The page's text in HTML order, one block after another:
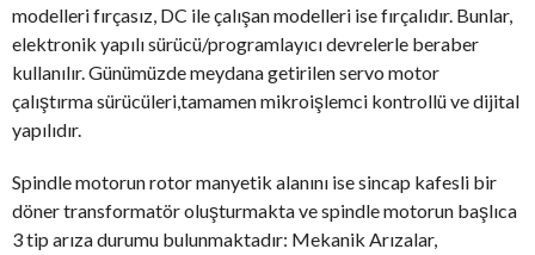
modelleri fırçasız, DC ile çalışan modelleri ise fırçalıdır. Bunlar,
elektronik yapılı sürücü/programlayıcı devrelerle beraber
kullanılır. Günümüzde meydana getirilen servo motor
çalıştırma sürücüleri,tamamen mikroişlemci kontrollü ve dijital
yapılıdır.
Spindle motorun rotor manyetik alanını ise sincap kafesli bir
döner transformatör oluşturmakta ve spindle motorun başlıca
3 tip arıza durumu bulunmaktadır: Mekanik Arızalar,